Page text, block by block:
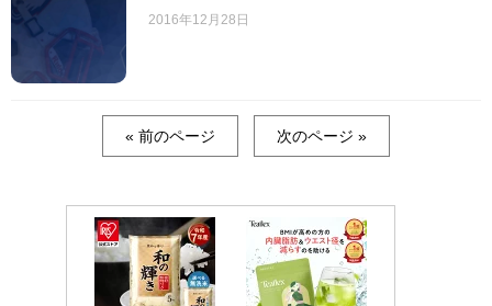
2016年12月28日
« 前のページ 次のページ »